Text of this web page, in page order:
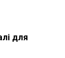
для